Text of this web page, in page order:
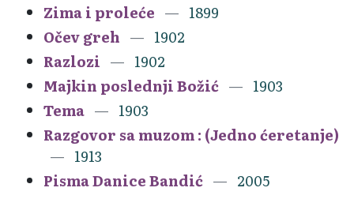
Zima i proleće
1899
Očev greh
1902
Razlozi
1902
Majkin poslednji Božić
1903
Tema
1903
Razgovor sa muzom : (Jedno ćeretanje)
1913
Pisma Danice Bandić
2005